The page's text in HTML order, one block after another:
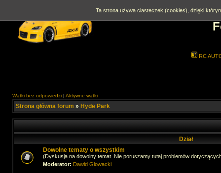
RC
Wątki bez odpowiedzi | Aktywne wątki
Strona główna forum » Hyde Park
Dział
Dowolne tematy o wszystkim
(Dyskusja na dowolny temat. Nie poruszamy tutaj problemów
Moderator: Dawid Głowacki
Ta strona używa ciasteczek (cookies), dzięki